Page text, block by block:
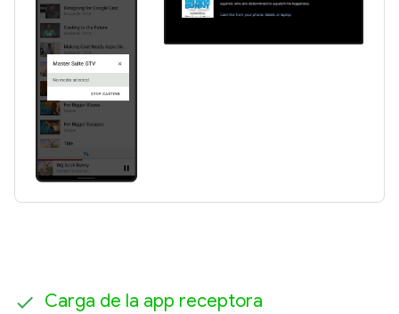
Carga de la app receptora